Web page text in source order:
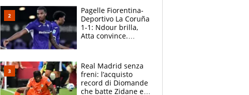
adesso
Pagelle Fiorentina-
Deportivo La Coruña
1-1: Ndour brilla,
Atta convince.
Real Madrid senza
freni: l’acquisto
record di Diomande
che batte Zidane e